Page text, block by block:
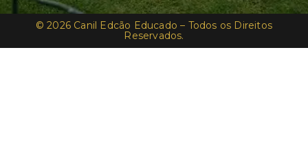
© 2026 Canil Edcão Educado – Todos os Direitos
Reservados.